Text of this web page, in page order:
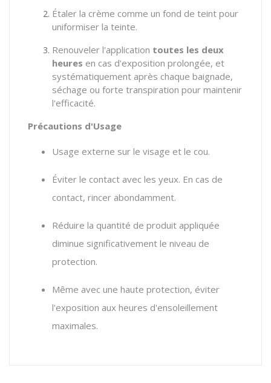
Étaler la crème comme un fond de teint pour
uniformiser la teinte.
Renouveler l'application toutes les deux
heures en cas d'exposition prolongée, et
systématiquement après chaque baignade,
séchage ou forte transpiration pour maintenir
l'efficacité.
Précautions d'Usage
Usage externe sur le visage et le cou.
Éviter le contact avec les yeux. En cas de
contact, rincer abondamment.
Réduire la quantité de produit appliquée
diminue significativement le niveau de
protection.
Même avec une haute protection, éviter
l'exposition aux heures d'ensoleillement
maximales.